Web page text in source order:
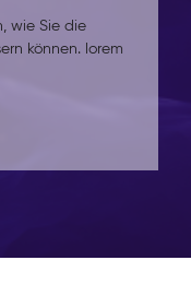
wie Sie die
können. lorem